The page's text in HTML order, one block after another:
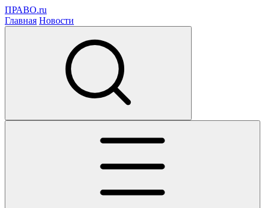
ПРАВО.ru
Главная Новости